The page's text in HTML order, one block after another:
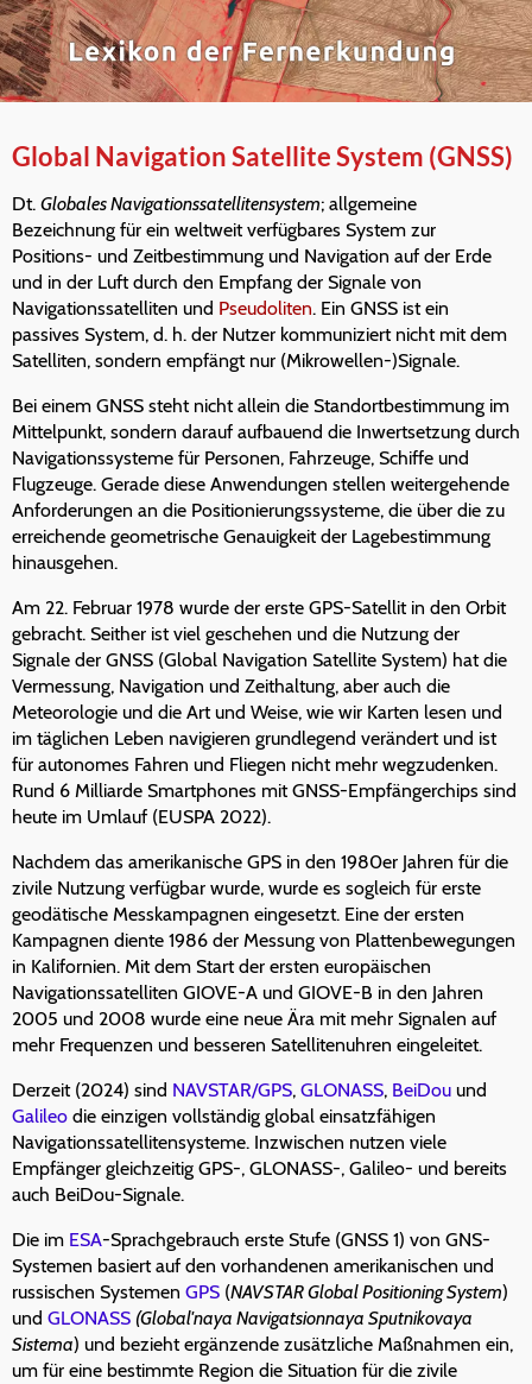
Global Navigation Satellite System (GNSS)
Dt. Globales Navigationssatellitensystem; allgemeine
Bezeichnung für ein weltweit verfügbares System zur
Positions- und Zeitbestimmung und Navigation auf der Erde
und in der Luft durch den Empfang der Signale von
Navigationssatelliten und Pseudoliten. Ein GNSS ist ein
passives System, d. h. der Nutzer kommuniziert nicht mit dem
Satelliten, sondern empfängt nur (Mikrowellen-)Signale.
Bei einem GNSS steht nicht allein die Standortbestimmung im
Mittelpunkt, sondern darauf aufbauend die Inwertsetzung durch
Navigationssysteme für Personen, Fahrzeuge, Schiffe und
Flugzeuge. Gerade diese Anwendungen stellen weitergehende
Anforderungen an die Positionierungssysteme, die über die zu
erreichende geometrische Genauigkeit der Lagebestimmung
hinausgehen.
Am 22. Februar 1978 wurde der erste GPS-Satellit in den Orbit
gebracht. Seither ist viel geschehen und die Nutzung der
Signale der GNSS (Global Navigation Satellite System) hat die
Vermessung, Navigation und Zeithaltung, aber auch die
Meteorologie und die Art und Weise, wie wir Karten lesen und
im täglichen Leben navigieren grundlegend verändert und ist
für autonomes Fahren und Fliegen nicht mehr wegzudenken.
Rund 6 Milliarde Smartphones mit GNSS-Empfängerchips sind
heute im Umlauf (EUSPA 2022).
Nachdem das amerikanische GPS in den 1980er Jahren für die
zivile Nutzung verfügbar wurde, wurde es sogleich für erste
geodätische Messkampagnen eingesetzt. Eine der ersten
Kampagnen diente 1986 der Messung von Plattenbewegungen
in Kalifornien. Mit dem Start der ersten europäischen
Navigationssatelliten GIOVE-A und GIOVE-B in den Jahren
2005 und 2008 wurde eine neue Ära mit mehr Signalen auf
mehr Frequenzen und besseren Satellitenuhren eingeleitet.
Derzeit (2024) sind NAVSTAR/GPS, GLONASS, BeiDou und
Galileo die einzigen vollständig global einsatzfähigen
Navigationssatellitensysteme. Inzwischen nutzen viele
Empfänger gleichzeitig GPS-, GLONASS-, Galileo- und bereits
auch BeiDou-Signale.
Die im ESA-Sprachgebrauch erste Stufe (GNSS 1) von GNS-
Systemen basiert auf den vorhandenen amerikanischen und
russischen Systemen GPS (NAVSTAR Global Positioning System)
und GLONASS (Global'naya Navigatsionnaya Sputnikovaya
Sistema) und bezieht ergänzende zusätzliche Maßnahmen ein,
um für eine bestimmte Region die Situation für die zivile